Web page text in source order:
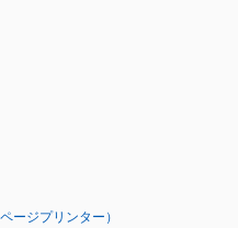
ージプリンター）